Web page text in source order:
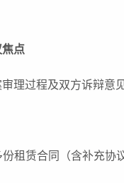
点
理过程及双方诉辩意
份租赁合同（含补充协